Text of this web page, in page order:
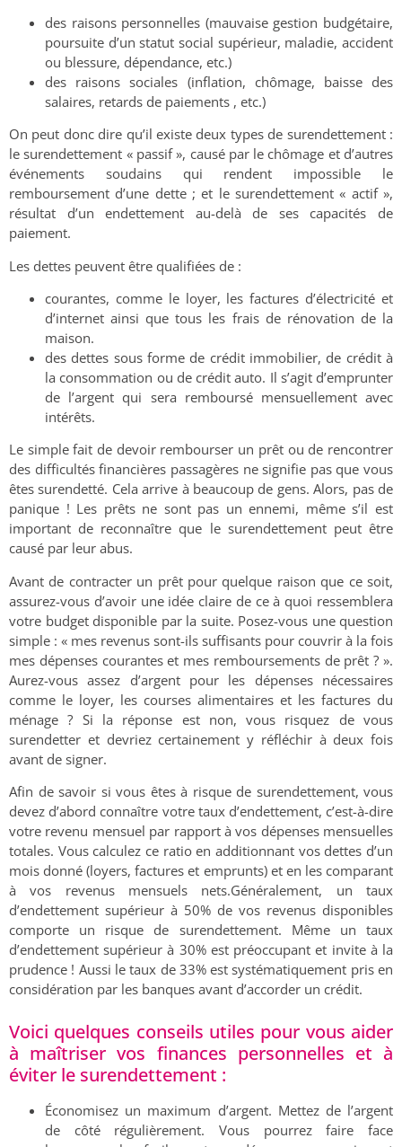
des raisons personnelles (mauvaise gestion budgétaire,
poursuite d’un statut social supérieur, maladie, accident
ou blessure, dépendance, etc.)
des raisons sociales (inflation, chômage, baisse des
salaires, retards de paiements , etc.)
On peut donc dire qu’il existe deux types de surendettement :
le surendettement « passif », causé par le chômage et d’autres
événements soudains qui rendent impossible le
remboursement d’une dette ; et le surendettement « actif »,
résultat d’un endettement au-delà de ses capacités de
paiement.
Les dettes peuvent être qualifiées de :
courantes, comme le loyer, les factures d’électricité et
d’internet ainsi que tous les frais de rénovation de la
maison.
des dettes sous forme de crédit immobilier, de crédit à
la consommation ou de crédit auto. Il s’agit d’emprunter
de l’argent qui sera remboursé mensuellement avec
intérêts.
Le simple fait de devoir rembourser un prêt ou de rencontrer
des difficultés financières passagères ne signifie pas que vous
êtes surendetté. Cela arrive à beaucoup de gens. Alors, pas de
panique ! Les prêts ne sont pas un ennemi, même s’il est
important de reconnaître que le surendettement peut être
causé par leur abus.
Avant de contracter un prêt pour quelque raison que ce soit,
assurez-vous d’avoir une idée claire de ce à quoi ressemblera
votre budget disponible par la suite. Posez-vous une question
simple : « mes revenus sont-ils suffisants pour couvrir à la fois
mes dépenses courantes et mes remboursements de prêt ? ».
Aurez-vous assez d’argent pour les dépenses nécessaires
comme le loyer, les courses alimentaires et les factures du
ménage ? Si la réponse est non, vous risquez de vous
surendetter et devriez certainement y réfléchir à deux fois
avant de signer.
Afin de savoir si vous êtes à risque de surendettement, vous
devez d’abord connaître votre taux d’endettement, c’est-à-dire
votre revenu mensuel par rapport à vos dépenses mensuelles
totales. Vous calculez ce ratio en additionnant vos dettes d’un
mois donné (loyers, factures et emprunts) et en les comparant
à vos revenus mensuels nets.Généralement, un taux
d’endettement supérieur à 50% de vos revenus disponibles
comporte un risque de surendettement. Même un taux
d’endettement supérieur à 30% est préoccupant et invite à la
prudence ! Aussi le taux de 33% est systématiquement pris en
considération par les banques avant d’accorder un crédit.
Voici quelques conseils utiles pour vous aider
à maîtriser vos finances personnelles et à
éviter le surendettement :
Économisez un maximum d’argent. Mettez de l’argent
de côté régulièrement. Vous pourrez faire face